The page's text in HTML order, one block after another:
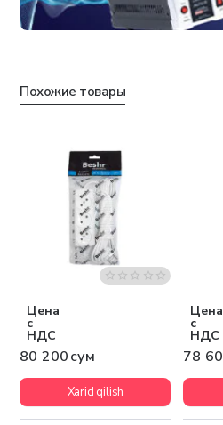
Похожие товары
Цена
с
НДС
80 200 сум
Xarid qilish
Цена
с
НДС
78